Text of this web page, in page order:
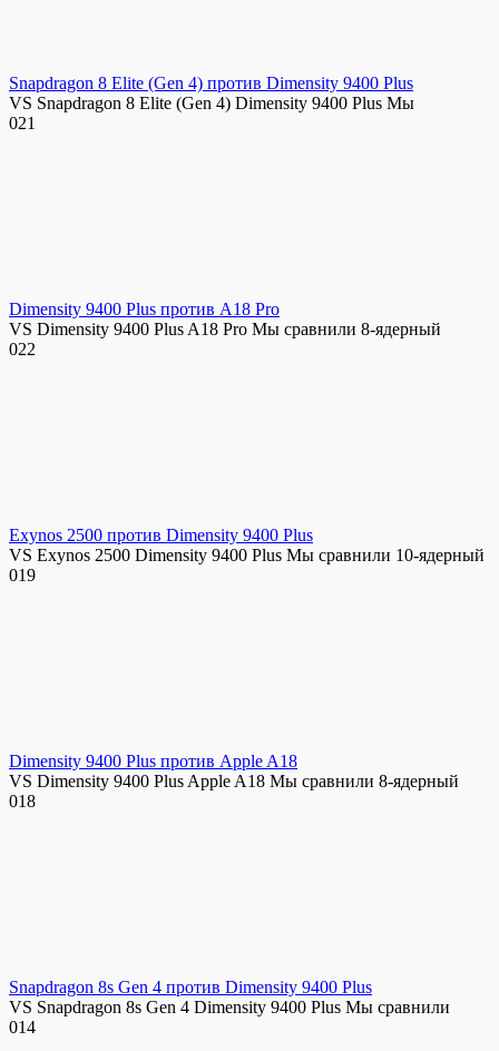
Snapdragon 8 Elite (Gen 4) против Dimensity 9400 Plus
VS Snapdragon 8 Elite (Gen 4) Dimensity 9400 Plus Мы
021
Dimensity 9400 Plus против A18 Pro
VS Dimensity 9400 Plus A18 Pro Мы сравнили 8-ядерный
022
Exynos 2500 против Dimensity 9400 Plus
VS Exynos 2500 Dimensity 9400 Plus Мы сравнили 10-ядерный
019
Dimensity 9400 Plus против Apple A18
VS Dimensity 9400 Plus Apple A18 Мы сравнили 8-ядерный
018
Snapdragon 8s Gen 4 против Dimensity 9400 Plus
VS Snapdragon 8s Gen 4 Dimensity 9400 Plus Мы сравнили
014